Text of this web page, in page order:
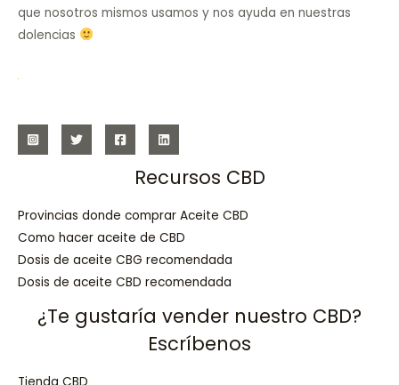
que nosotros mismos usamos y nos ayuda en nuestras
dolencias
Recursos CBD
Provincias donde comprar Aceite CBD
Como hacer aceite de CBD
Dosis de aceite CBG recomendada
Dosis de aceite CBD recomendada
¿Te gustaría vender nuestro CBD?
Escríbenos
Tienda CBD